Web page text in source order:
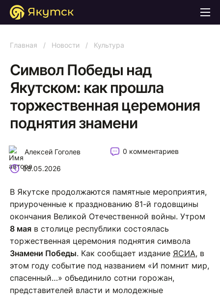
Главная / Новости / Культура
Символ Победы над
Якутском: как прошла
торжественная церемония
поднятия знамени
Алексей Гоголев 0 комментариев
08.05.2026
В Якутске продолжаются памятные мероприятия,
приуроченные к празднованию 81-й годовщины
окончания Великой Отечественной войны. Утром
8 мая в столице республики состоялась
торжественная церемония поднятия символа
Знамени Победы. Как сообщает издание ЯСИА, в
этом году событие под названием «И помнит мир,
спасенный…» объединило сотни горожан,
представителей власти и молодежные